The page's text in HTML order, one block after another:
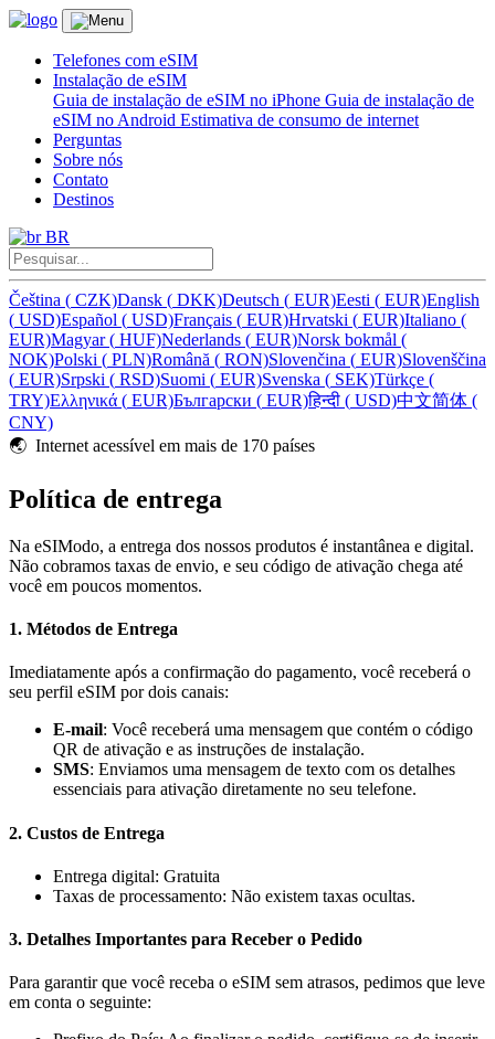
Telefones com eSIM
Instalação de eSIM
Guia de instalação de eSIM no iPhone Guia de instalação de
eSIM no Android Estimativa de consumo de internet
Perguntas
Sobre nós
Contato
Destinos
BR
Čeština ( CZK)Dansk ( DKK)Deutsch ( EUR)Eesti ( EUR)English
( USD)Español ( USD)Français ( EUR)Hrvatski ( EUR)Italiano (
EUR)Magyar( HUF)Nederlands ( EUR)Norsk bokmål (
NOK)Polski ( PLN)Română ( RON)Slovenčina ( EUR)Slovenščina
( EUR)Srpski ( RSD)Suomi ( EUR)Svenska ( SEK)Türkçe (
TRY)Ελληνικά ( EUR)Български ( EUR)हिन्दी ( USD)中文简体 (
CNY)
🌏️ Internet acessível em mais de 170 países
Política de entrega
Na eSIModo, a entrega dos nossos produtos é instantânea e digital.
Não cobramos taxas de envio, e seu código de ativação chega até
você em poucos momentos.
1. Métodos de Entrega
Imediatamente após a confirmação do pagamento, você receberá o
seu perfil eSIM por dois canais:
E-mail: Você receberá uma mensagem que contém o código
QR de ativação e as instruções de instalação.
SMS: Enviamos uma mensagem de texto com os detalhes
essenciais para ativação diretamente no seu telefone.
2. Custos de Entrega
Entrega digital: Gratuita
Taxas de processamento: Não existem taxas ocultas.
3. Detalhes Importantes para Receber o Pedido
Para garantir que você receba o eSIM sem atrasos, pedimos que leve
em conta o seguinte: